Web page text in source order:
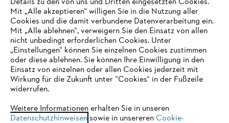
Online Shop
Service
IHR BROWSER WIRD NICHT
UNTERSTÜTZT
eine optimale Nutzung unserer Seite empfehlen wir Ihnen, zu
einem der folgenden Browser zu wechseln:
Mit „Alle akzeptieren“ willigen Sie in die Nutzung aller
Cookies und die damit verbundene Datenverarbeitung ein.
Mit „Alle ablehnen“, verweigern Sie den Einsatz von allen
nicht unbedingt erforderlichen Cookies. Unter
„Einstellungen“ können Sie einzelnen Cookies zustimmen
oder diese ablehnen. Sie können Ihre Einwilligung in den
Einsatz von einzelnen oder allen Cookies jederzeit mit
Wirkung für die Zukunft unter “Cookies“ in der Fußzeile
widerrufen.
Weitere Informationen erhalten Sie in unseren
Datenschutzhinweisensowie in unsereren Cookie-